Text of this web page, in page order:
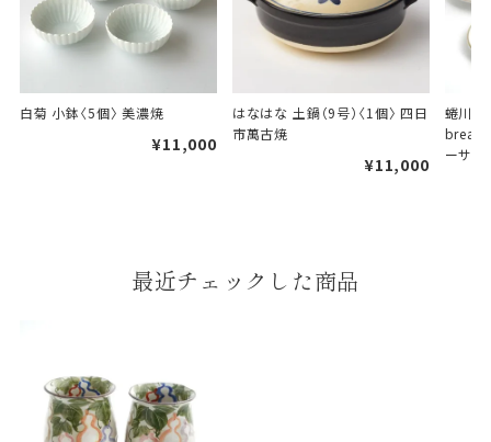
一般的なギフト包装
白菊 小鉢〈5個〉 美濃焼
¥11,000
はなはな 土鍋（9号）〈1個〉 四日
市萬古焼
¥11,000
蜷川
break
ーサー
最近チェックした商品